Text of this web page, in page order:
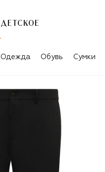
ДЕТСКОЕ
Одежда Обувь Сумки